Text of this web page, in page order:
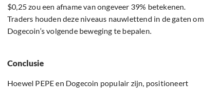
$0,25 zou een afname van ongeveer 39% betekenen.
Traders houden deze niveaus nauwlettend in de gaten om
Dogecoin’s volgende beweging te bepalen.
Conclusie
Hoewel PEPE en Dogecoin populair zijn, positioneert